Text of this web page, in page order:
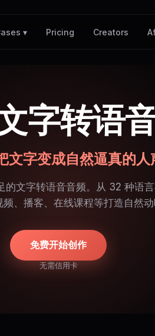
▾ Pricing Creators
字转语
文字变成自然逼真的人
的文字转语音音频。从 32 种语
、播客、在线课程等打造自然动
免费开始创作
无需信用卡